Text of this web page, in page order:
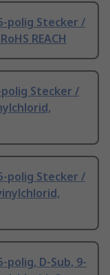
polig Stecker /
REACH
polig Stecker /
polig Stecker /
polig, D-Sub, 9-